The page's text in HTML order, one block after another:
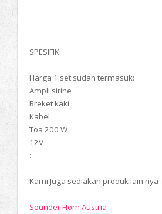
SPESIFIK:
Harga 1 set sudah termasuk:
Ampli sirine
Breket kaki
Kabel
Toa 200 W
12V
:
Kami Juga sediakan produk lain nya :
Sounder Horn Austria